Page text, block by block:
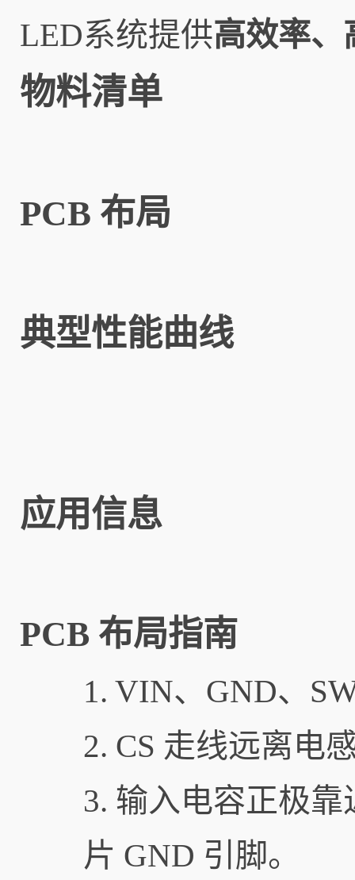
LED系统提供高效率、
物料清单
PCB 布局
典型性能曲线
应用信息
PCB 布局指南
1. VIN、GND、
2. CS 走线远离电
3. 输入电容正极
片 GND 引脚。